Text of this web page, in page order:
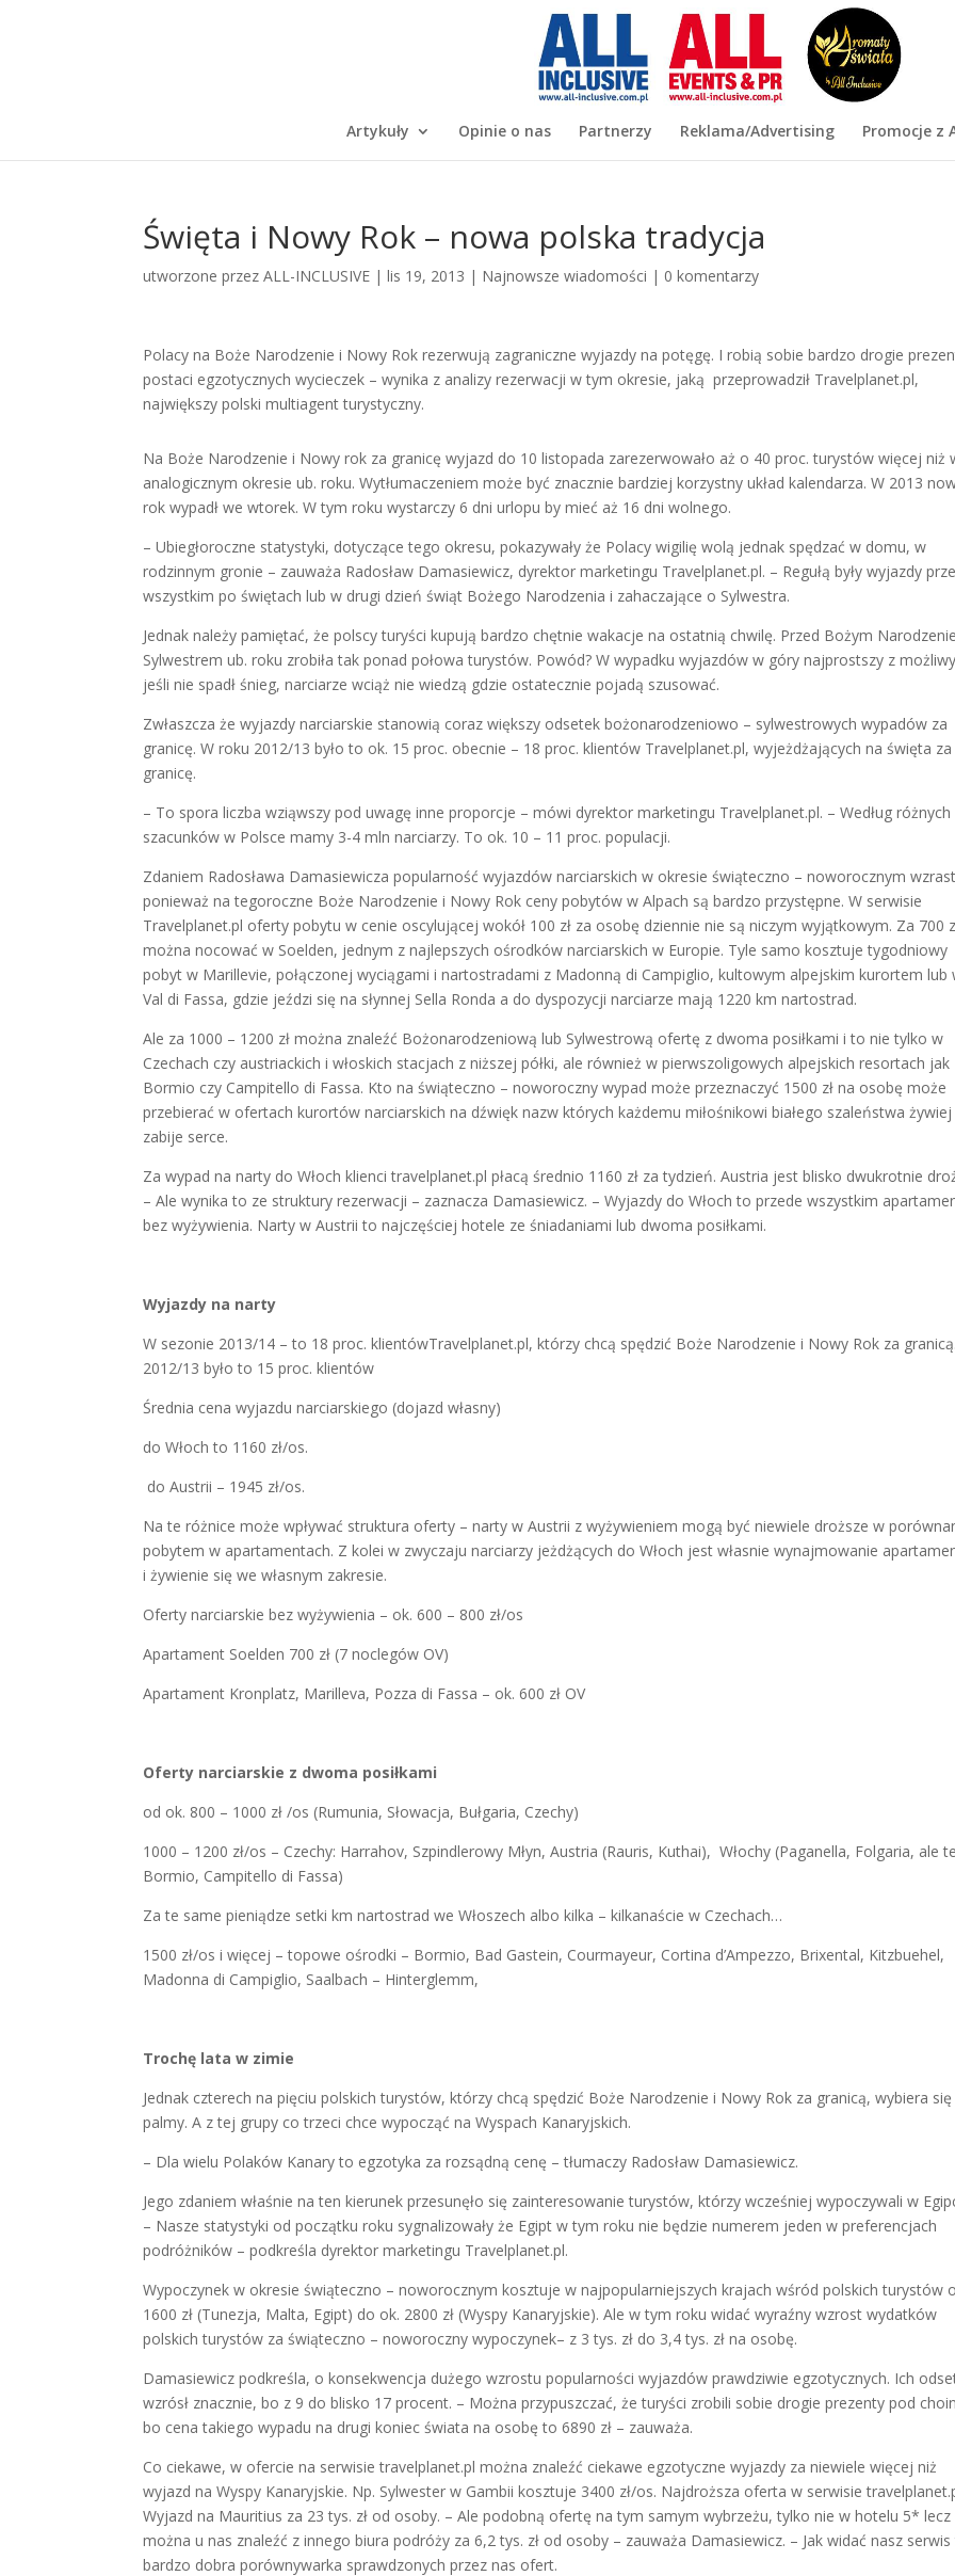
Artykuły Opinie o nas Partnerzy Reklama/Advertising Promocje z
Święta i Nowy Rok – nowa polska tradycja
utworzone przezALL-INCLUSIVE |lis 19, 2013 | Najnowsze wiadomości | 0 komentarzy
Polacy na Boże Narodzenie i Nowy Rok rezerwują zagraniczne wyjazdy na potęgę. I robią sobie bardzo drogie
postaci egzotycznych wycieczek – wynika z analizy rezerwacji w tym okresie, jaką przeprowadził Travelplanet.pl,
największy polski multiagent turystyczny.
Na Boże Narodzenie i Nowy rok za granicę wyjazd do 10 listopada zarezerwowało aż o 40 proc. turystów więcej niż
analogicznym okresie ub. roku. Wytłumaczeniem może być znacznie bardziej korzystny układ kalendarza. W 2013
rok wypadł we wtorek. W tym roku wystarczy 6 dni urlopu by mieć aż 16 dni wolnego.
– Ubiegłoroczne statystyki, dotyczące tego okresu, pokazywały że Polacy wigilię wolą jednak spędzać w domu, w
rodzinnym gronie – zauważa Radosław Damasiewicz, dyrektor marketingu Travelplanet.pl. – Regułą były wyjazdy
wszystkim po świętach lub w drugi dzień świąt Bożego Narodzenia i zahaczające o Sylwestra.
Jednak należy pamiętać, że polscy turyści kupują bardzo chętnie wakacje na ostatnią chwilę. Przed Bożym
Sylwestrem ub. roku zrobiła tak ponad połowa turystów. Powód? W wypadku wyjazdów w góry najprostszy z
jeśli nie spadł śnieg, narciarze wciąż nie wiedzą gdzie ostatecznie pojadą szusować.
Zwłaszcza że wyjazdy narciarskie stanowią coraz większy odsetek bożonarodzeniowo – sylwestrowych wypadów za
granicę. W roku 2012/13 było to ok. 15 proc. obecnie – 18 proc. klientów Travelplanet.pl, wyjeżdżających na święta za
granicę.
– To spora liczba wziąwszy pod uwagę inne proporcje – mówi dyrektor marketingu Travelplanet.pl. – Według różnych
szacunków w Polsce mamy 3-4 mln narciarzy. To ok. 10 – 11 proc. populacji.
Zdaniem Radosława Damasiewicza popularność wyjazdów narciarskich w okresie świąteczno – noworocznym
ponieważ na tegoroczne Boże Narodzenie i Nowy Rok ceny pobytów w Alpach są bardzo przystępne. W serwisie
Travelplanet.pl oferty pobytu w cenie oscylującej wokół 100 zł za osobę dziennie nie są niczym wyjątkowym. Za 700
można nocować w Soelden, jednym z najlepszych ośrodków narciarskich w Europie. Tyle samo kosztuje tygodniowy
pobyt w Marillevie, połączonej wyciągami i nartostradami z Madonną di Campiglio, kultowym alpejskim kurortem lub
Val di Fassa, gdzie jeździ się na słynnej Sella Ronda a do dyspozycji narciarze mają 1220 km nartostrad.
Ale za 1000 – 1200 zł można znaleźć Bożonarodzeniową lub Sylwestrową ofertę z dwoma posiłkami i to nie tylko w
Czechach czy austriackich i włoskich stacjach z niższej półki, ale również w pierwszoligowych alpejskich resortach jak
Bormio czy Campitello di Fassa. Kto na świąteczno – noworoczny wypad może przeznaczyć 1500 zł na osobę może
przebierać w ofertach kurortów narciarskich na dźwięk nazw których każdemu miłośnikowi białego szaleństwa żywiej
zabije serce.
Za wypad na narty do Włoch klienci travelplanet.pl płacą średnio 1160 zł za tydzień. Austria jest blisko dwukrotnie
– Ale wynika to ze struktury rezerwacji – zaznacza Damasiewicz. – Wyjazdy do Włoch to przede wszystkim
bez wyżywienia. Narty w Austrii to najczęściej hotele ze śniadaniami lub dwoma posiłkami.
Wyjazdy na narty
W sezonie 2013/14 – to 18 proc. klientówTravelplanet.pl, którzy chcą spędzić Boże Narodzenie i Nowy Rok za
2012/13 było to 15 proc. klientów
Średnia cena wyjazdu narciarskiego (dojazd własny)
do Włoch to 1160 zł/os.
do Austrii – 1945 zł/os.
Na te różnice może wpływać struktura oferty – narty w Austrii z wyżywieniem mogą być niewiele droższe w
pobytem w apartamentach. Z kolei w zwyczaju narciarzy jeżdżących do Włoch jest własnie wynajmowanie
i żywienie się we własnym zakresie.
Oferty narciarskie bez wyżywienia – ok. 600 – 800 zł/os
Apartament Soelden 700 zł (7 noclegów OV)
Apartament Kronplatz, Marilleva, Pozza di Fassa – ok. 600 zł OV
Oferty narciarskie z dwoma posiłkami
od ok. 800 – 1000 zł /os (Rumunia, Słowacja, Bułgaria, Czechy)
1000 – 1200 zł/os – Czechy: Harrahov, Szpindlerowy Młyn, Austria (Rauris, Kuthai), Włochy (Paganella, Folgaria, ale
Bormio, Campitello di Fassa)
Za te same pieniądze setki km nartostrad we Włoszech albo kilka – kilkanaście w Czechach…
1500 zł/os i więcej – topowe ośrodki – Bormio, Bad Gastein, Courmayeur, Cortina d’Ampezzo, Brixental, Kitzbuehel,
Madonna di Campiglio, Saalbach – Hinterglemm,
Trochę lata w zimie
Jednak czterech na pięciu polskich turystów, którzy chcą spędzić Boże Narodzenie i Nowy Rok za granicą, wybiera
palmy. A z tej grupy co trzeci chce wypocząć na Wyspach Kanaryjskich.
– Dla wielu Polaków Kanary to egzotyka za rozsądną cenę – tłumaczy Radosław Damasiewicz.
Jego zdaniem właśnie na ten kierunek przesunęło się zainteresowanie turystów, którzy wcześniej wypoczywali w
– Nasze statystyki od początku roku sygnalizowały że Egipt w tym roku nie będzie numerem jeden w preferencjach
podróżników – podkreśla dyrektor marketingu Travelplanet.pl.
Wypoczynek w okresie świąteczno – noworocznym kosztuje w najpopularniejszych krajach wśród polskich turystów
1600 zł (Tunezja, Malta, Egipt) do ok. 2800 zł (Wyspy Kanaryjskie). Ale w tym roku widać wyraźny wzrost wydatków
polskich turystów za świąteczno – noworoczny wypoczynek– z 3 tys. zł do 3,4 tys. zł na osobę.
Damasiewicz podkreśla, o konsekwencja dużego wzrostu popularności wyjazdów prawdziwie egzotycznych. Ich
wzrósł znacznie, bo z 9 do blisko 17 procent. – Można przypuszczać, że turyści zrobili sobie drogie prezenty pod
bo cena takiego wypadu na drugi koniec świata na osobę to 6890 zł – zauważa.
Co ciekawe, w ofercie na serwisie travelplanet.pl można znaleźć ciekawe egzotyczne wyjazdy za niewiele więcej niż
wyjazd na Wyspy Kanaryjskie. Np. Sylwester w Gambii kosztuje 3400 zł/os. Najdroższa oferta w serwisie
Wyjazd na Mauritius za 23 tys. zł od osoby. – Ale podobną ofertę na tym samym wybrzeżu, tylko nie w hotelu 5*
można u nas znaleźć z innego biura podróży za 6,2 tys. zł od osoby – zauważa Damasiewicz. – Jak widać nasz
bardzo dobra porównywarka sprawdzonych przez nas ofert.